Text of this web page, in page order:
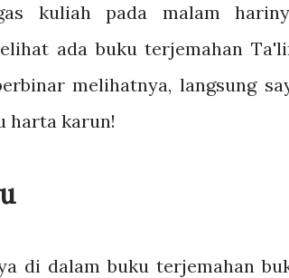
kuliah pada malam
ada buku terjemahan
melihatnya, langsung
harta karun!
di dalam buku terjemahan